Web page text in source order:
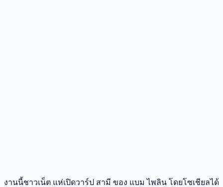
งานนี้ชาวเน็ต แห่เปิดวาร์ป สามี ของ แบม ไพลิน โดยโซเชียลได้